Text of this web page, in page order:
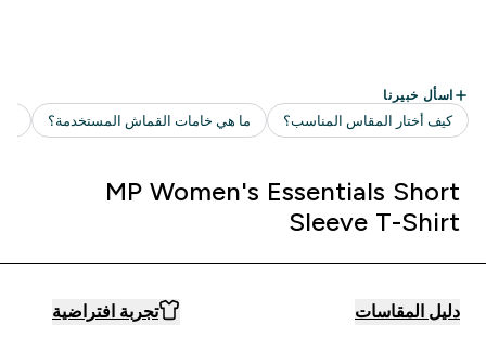
MP Women's Essentials Short
Sleeve T-Shirt
دليل المقاسات تجربة افتراضية